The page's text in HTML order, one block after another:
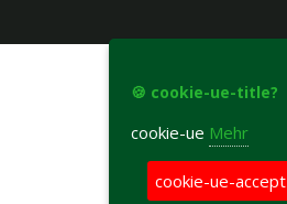
🍪 cookie-ue-title?
cookie-ue Mehr
cookie-ue-accept